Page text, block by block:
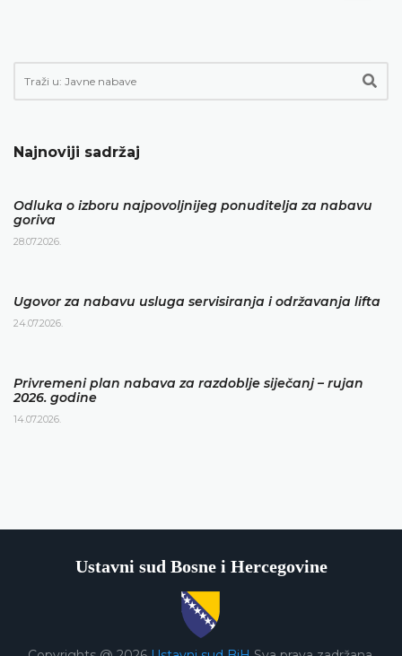
Najnoviji sadržaj
Odluka o izboru najpovoljnijeg ponuditelja za nabavu
goriva
28.07.2026.
Ugovor za nabavu usluga servisiranja i održavanja lifta
24.07.2026.
Privremeni plan nabava za razdoblje siječanj – rujan
2026. godine
14.07.2026.
Ustavni sud Bosne i Hercegovine